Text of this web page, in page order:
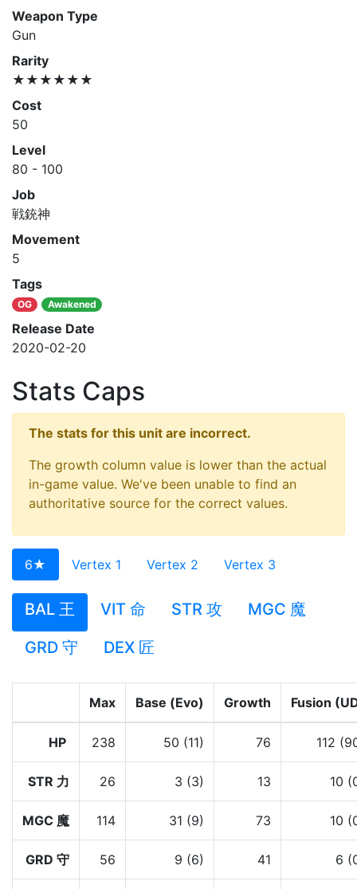
Weapon Type
Gun
Rarity
★★★★★★
Cost
50
Level
80 - 100
Job
戦銃神
Movement
5
Tags
OG Awakened
Release Date
2020-02-20
Stats Caps
The stats for this unit are incorrect.
The growth column value is lower than the actual
in-game value. We've been unable to find an
authoritative source for the correct values.
6★ Vertex 1 Vertex 2 Vertex 3
BAL 王 VIT 命 STR 攻
MGC 魔
GRD 守
DEX 匠
Max Base (Evo) Growth Fusion
HP 238 50 (11) 76 112
STR 力 26 3 (3) 13 10
MGC 魔 114 31 (9) 73 10
GRD 守 56 9 (6) 41 6